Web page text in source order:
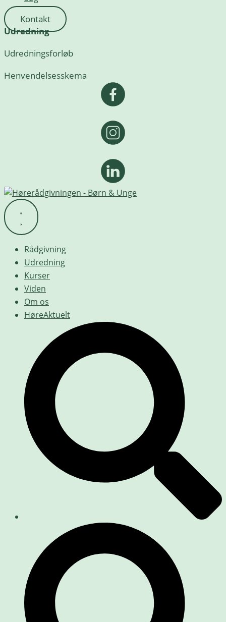
Kontakt
Udredning
Udredningsforløb
Henvendelsesskema
Rådgivning
Udredning
Kurser
Viden
Om os
HøreAktuelt